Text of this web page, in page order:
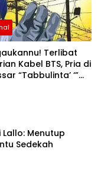
Terlibat
Kabel BTS, Pria di
“Tabbulinta’ ‘”
Menutup
Sedekah